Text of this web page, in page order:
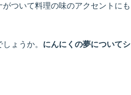
ついて料理の味のアクセントにも
ょうか。 にんにくの夢についてシ